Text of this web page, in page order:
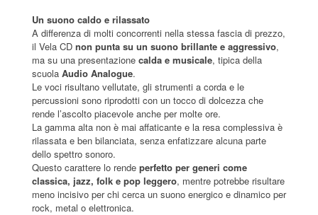
Un suono caldo e rilassato
A differenza di molti concorrenti nella stessa fascia di prezzo,
il Vela CD non punta su un suono brillante e aggressivo,
ma su una presentazione calda e musicale, tipica della
scuola Audio Analogue.
Le voci risultano vellutate, gli strumenti a corda e le
percussioni sono riprodotti con un tocco di dolcezza che
rende l’ascolto piacevole anche per molte ore.
La gamma alta non è mai affaticante e la resa complessiva è
rilassata e ben bilanciata, senza enfatizzare alcuna parte
dello spettro sonoro.
Questo carattere lo rende perfetto per generi come
classica, jazz, folk e pop leggero, mentre potrebbe risultare
meno incisivo per chi cerca un suono energico e dinamico per
rock, metal o elettronica.